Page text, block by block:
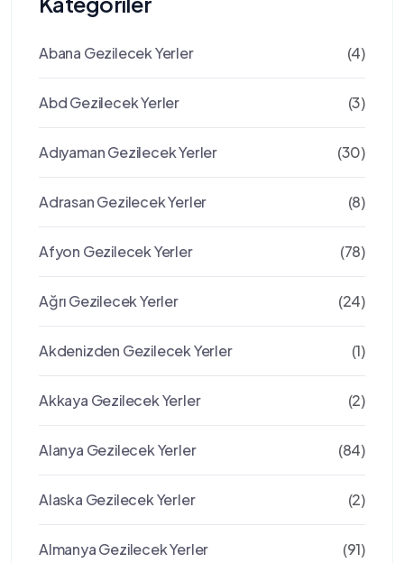
Abana Gezilecek Yerler (4)
Abd Gezilecek Yerler (3)
Adıyaman Gezilecek Yerler (30)
Adrasan Gezilecek Yerler (8)
Afyon Gezilecek Yerler (78)
Ağrı Gezilecek Yerler (24)
Akdenizden Gezilecek Yerler (1)
Akkaya Gezilecek Yerler (2)
Alanya Gezilecek Yerler (84)
Alaska Gezilecek Yerler (2)
Almanya Gezilecek Yerler (91)